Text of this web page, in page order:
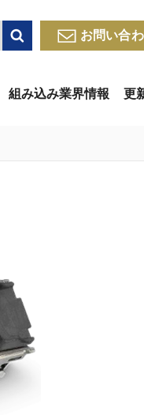
検索 お問い合
組み込み業界情報 更